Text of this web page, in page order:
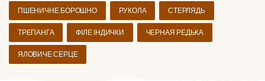
ПШЕНИЧНЕ БОРОШНО РУКОЛА СТЕРЛЯДЬ
ТРЕПАНГА ФІЛЕ ІНДИЧКИ ЧЕРНАЯ РЕДЬКА
ЯЛОВИЧЕ СЕРЦЕ